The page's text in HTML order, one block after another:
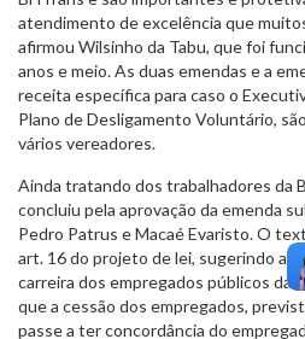
atendimento de excelência que
afirmou Wilsinho da Tabu, que foi
anos e meio. As duas emendas e a
receita específica para caso o
Plano de Desligamento Voluntário,
vários vereadores.
Ainda tratando dos trabalhadores da
concluiu pela aprovação da emenda
Pedro Patrus e Macaé Evaristo. O
art. 16 do projeto de lei, sugerindo a
carreira dos empregados públicos da
que a cessão dos empregados,
passe a ter concordância do